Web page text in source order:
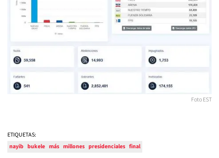
Foto EST
ETIQUETAS:
nayib bukele más millones presidenciales final